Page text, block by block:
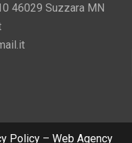
46029 Suzzara MN
Policy – Web Agency